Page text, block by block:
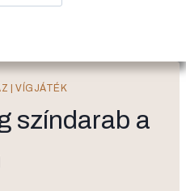
VÍGJÁTÉK
színdarab a